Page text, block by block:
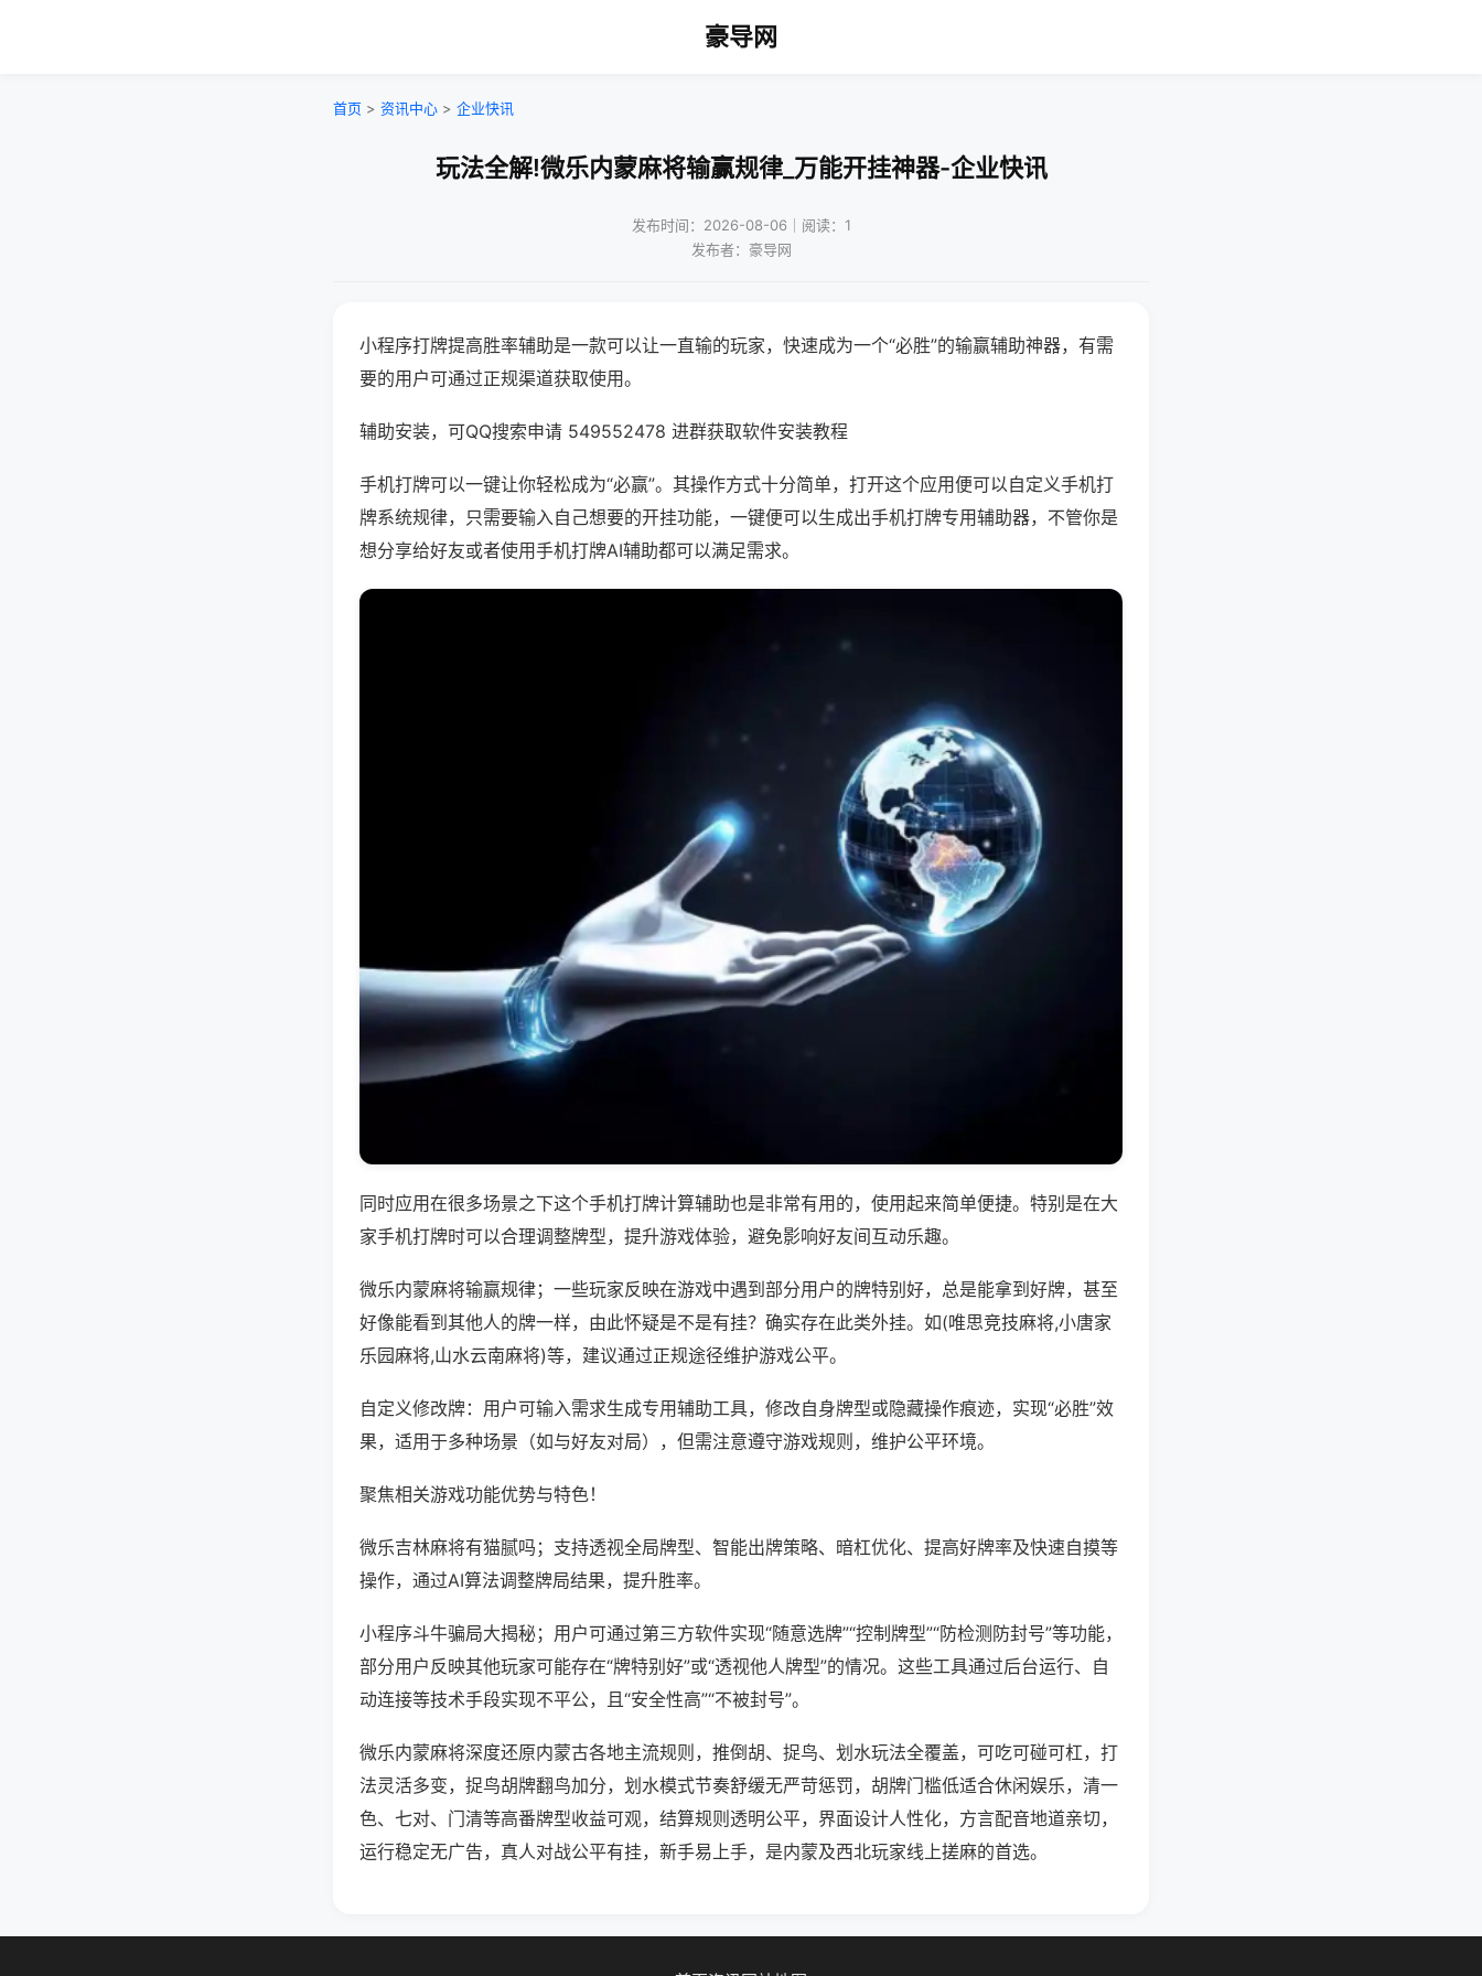
豪导网
首页 > 资讯中心 > 企业快讯
玩法全解!微乐内蒙麻将输赢规律_万能开挂神器-企业快讯
发布时间：2026-08-06｜阅读：1
发布者：豪导网
小程序打牌提高胜率辅助是一款可以让一直输的玩家，快速成为一个“必胜”的输赢辅助神器，有需
要的用户可通过正规渠道获取使用。
辅助安装，可QQ搜索申请 549552478 进群获取软件安装教程
手机打牌可以一键让你轻松成为“必赢”。其操作方式十分简单，打开这个应用便可以自定义手机打
牌系统规律，只需要输入自己想要的开挂功能，一键便可以生成出手机打牌专用辅助器，不管你是
想分享给好友或者使用手机打牌AI辅助都可以满足需求。
同时应用在很多场景之下这个手机打牌计算辅助也是非常有用的，使用起来简单便捷。特别是在大
家手机打牌时可以合理调整牌型，提升游戏体验，避免影响好友间互动乐趣。
微乐内蒙麻将输赢规律；一些玩家反映在游戏中遇到部分用户的牌特别好，总是能拿到好牌，甚至
好像能看到其他人的牌一样，由此怀疑是不是有挂？确实存在此类外挂。如(唯思竞技麻将,小唐家
乐园麻将,山水云南麻将)等，建议通过正规途径维护游戏公平。
自定义修改牌：用户可输入需求生成专用辅助工具，修改自身牌型或隐藏操作痕迹，实现“必胜”效
果，适用于多种场景（如与好友对局），但需注意遵守游戏规则，维护公平环境。
聚焦相关游戏功能优势与特色！
微乐吉林麻将有猫腻吗；支持透视全局牌型、智能出牌策略、暗杠优化、提高好牌率及快速自摸等
操作，通过AI算法调整牌局结果，提升胜率。
小程序斗牛骗局大揭秘；用户可通过第三方软件实现“随意选牌”“控制牌型”“防检测防封号”等功能，
部分用户反映其他玩家可能存在“牌特别好”或“透视他人牌型”的情况。这些工具通过后台运行、自
动连接等技术手段实现不平公，且“安全性高”“不被封号”。
微乐内蒙麻将深度还原内蒙古各地主流规则，推倒胡、捉鸟、划水玩法全覆盖，可吃可碰可杠，打
法灵活多变，捉鸟胡牌翻鸟加分，划水模式节奏舒缓无严苛惩罚，胡牌门槛低适合休闲娱乐，清一
色、七对、门清等高番牌型收益可观，结算规则透明公平，界面设计人性化，方言配音地道亲切，
运行稳定无广告，真人对战公平有挂，新手易上手，是内蒙及西北玩家线上搓麻的首选。